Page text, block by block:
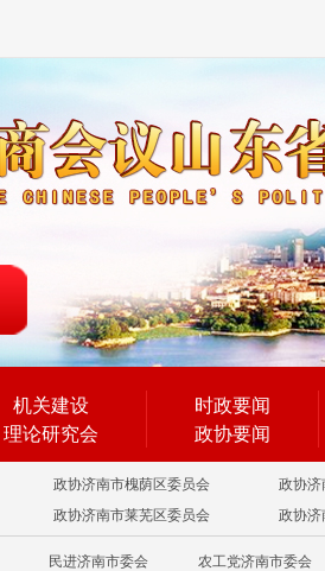
机关建设
理论研究会
时政要闻
政协要闻
政协济南市槐荫区委员会 政协
政协济南市莱芜区委员会 政协
民进济南市委会 农工党济南市委会